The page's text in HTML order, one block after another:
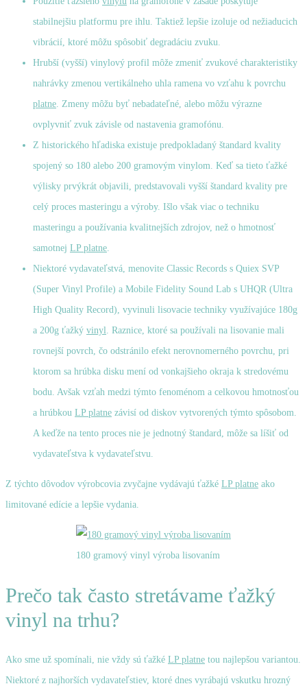
stabilnejšiu platformu pre ihlu. Taktiež lepšie izoluje od nežiaducich
vibrácií, ktoré môžu spôsobiť degradáciu zvuku.
Hrubší (vyšší) vinylový profil môže zmeniť zvukové charakteristiky
nahrávky zmenou vertikálneho uhla ramena vo vzťahu k povrchu
platne. Zmeny môžu byť nebadateľné, alebo môžu výrazne
ovplyvniť zvuk závisle od nastavenia gramofónu.
Z historického hľadiska existuje predpokladaný štandard kvality
spojený so 180 alebo 200 gramovým vinylom. Keď sa tieto ťažké
výlisky prvýkrát objavili, predstavovali vyšší štandard kvality pre
celý proces masteringu a výroby. Išlo však viac o techniku
masteringu a používania kvalitnejších zdrojov, než o hmotnosť
samotnej LP platne.
Niektoré vydavateľstvá, menovite Classic Records s Quiex SVP
(Super Vinyl Profile) a Mobile Fidelity Sound Lab s UHQR (Ultra
High Quality Record), vyvinuli lisovacie techniky využívajúce 180g
a 200g ťažký vinyl. Raznice, ktoré sa používali na lisovanie mali
rovnejší povrch, čo odstránilo efekt nerovnomerného povrchu, pri
ktorom sa hrúbka disku mení od vonkajšieho okraja k stredovému
bodu. Avšak vzťah medzi týmto fenoménom a celkovou hmotnosťou
a hrúbkou LP platne závisí od diskov vytvorených týmto spôsobom.
A keďže na tento proces nie je jednotný štandard, môže sa líšiť od
vydavateľstva k vydavateľstvu.
Z týchto dôvodov výrobcovia zvyčajne vydávajú ťažké LP platne ako
limitované edície a lepšie vydania.
180 gramový vinyl výroba lisovaním
Prečo tak často stretávame ťažký
vinyl na trhu?
Ako sme už spomínali, nie vždy sú ťažké LP platne tou najlepšou variantou.
Niektoré z najhorších vydavateľstiev, ktoré dnes vyrábajú vskutku hrozný